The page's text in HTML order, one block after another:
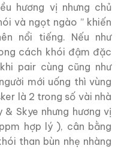
hương vị nhưng chủ
và ngọt ngào ” khiến
nổi tiếng. Nếu như
cách khói đậm đặc
pair cùng cũng như
mới uống thì vùng
là 2 trong số vài nhà
Skye nhưng hương vị
hợp lý ), cân bằng
than bùn nhẹ nhàng